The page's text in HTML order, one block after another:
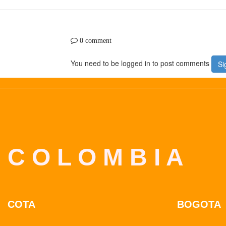
0 comment
You need to be logged in to post comments
C O L O M B I A
COTA BOGOTA